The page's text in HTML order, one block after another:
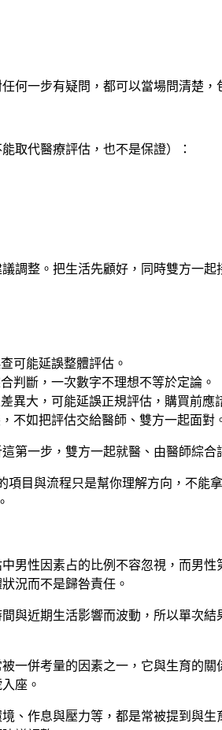
何一步有疑問，都可以當場問清楚
取代醫療評估，也不是保證）：
調整。把生活先顧好，同時雙方一起
可能延誤整體評估。
判斷，一次數字不理想不等於定論。
異大，可能延誤正規評估，購買前應
不如把評估交給醫師、雙方一起面對
第一步，雙方一起就醫、由醫師綜合
目與流程只是幫你理解方向，不能
男性因素占的比例不容忽視，而男
況而不是歸咎責任。
與近期生活影響而波動，所以單次
一併考量的因素之一，它與生育的
座。
、作息與壓力等，都是常被提到與